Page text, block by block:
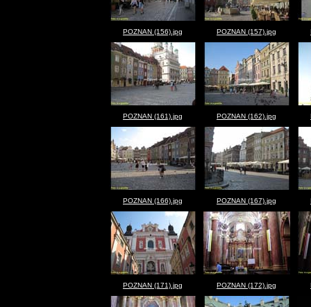
POZNAN (156).jpg POZNAN (157).jpg
POZNAN (161).jpg POZNAN (162).jpg
POZNAN (166).jpg POZNAN (167).jpg
POZNAN (171).jpg POZNAN (172).jpg